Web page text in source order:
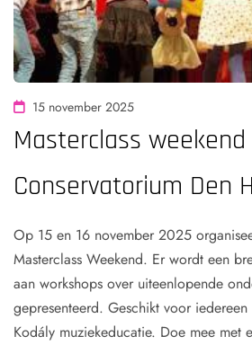
Masterclass
Conservatorium Den
15 november 2025
Op 15 en 16 november 2025
Masterclass Weekend. Er wordt een
aan workshops over uiteenlopende
gepresenteerd. Geschikt voor
Kodály muziekeducatie. Doe mee met